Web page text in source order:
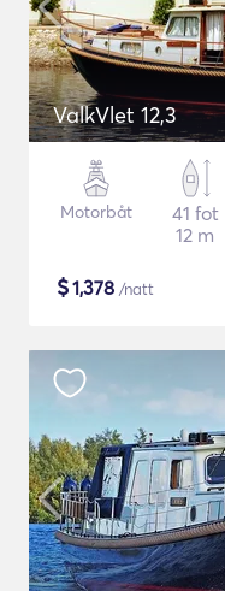
ValkVlet 12,3
Motorbåt
41 fot
12 m
$1,378 /natt